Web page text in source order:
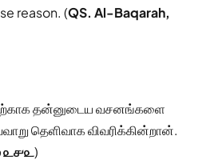
reason. (QS. Al-Baqarah,
தன்னுடைய வசனங்களை
தெளிவாக விவரிக்கின்றான்.
௨௪௨)